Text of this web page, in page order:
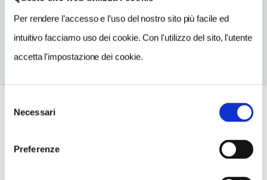
Per rendere l’accesso e l’uso del nostro sito più facile ed
intuitivo facciamo uso dei cookie. Con l'utilizzo del sito, l'utente
accetta l'impostazione dei cookie.
delNecessari
Preferenze
TELEFONO
0952310912